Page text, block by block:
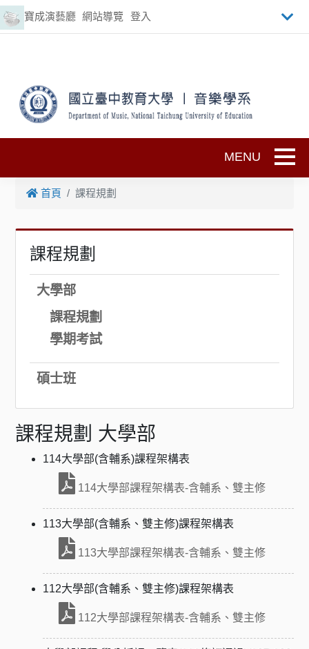
跳到主要內容
寶成演藝廳 網站導覽 登入
首頁 課程規劃
課程規劃
大學部
課程規劃
學期考試
碩士班
課程規劃 大學部
114大學部(含輔系)課程架構表
114大學部課程架構表-含輔系、雙主修
113大學部(含輔系、雙主修)課程架構表
113大學部課程架構表-含輔系、雙主修
112大學部(含輔系、雙主修)課程架構表
112大學部課程架構表-含輔系、雙主修